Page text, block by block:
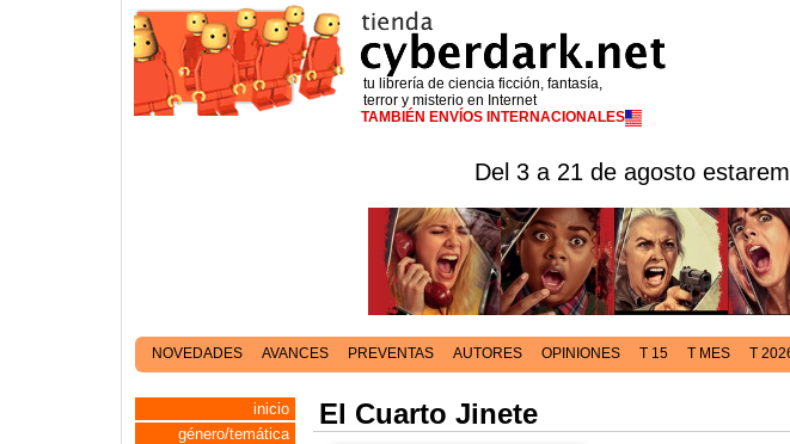
tu librería de ciencia ficción, fantasía,
terror y misterio en Internet
TAMBIÉN ENVÍOS INTERNACIONALES
Del 3 a 21 de agosto
NOVEDADES AVANCES PREVENTAS AUTORES OPINIONES T 15 T MES T
inicio
género/temática
El Cuarto Jinete